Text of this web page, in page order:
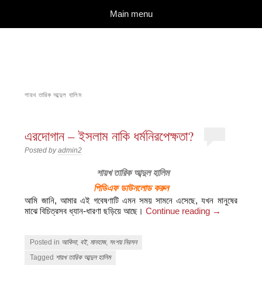
Main menu
শায়খ তারিক আব্দুল হালিম
এরদোগান – ইসলাম নাকি ধর্মনিরপেক্ষতা?
Posted byadmin2
শায়খ তারিক আব্দুল হালিম
পিডিএফ ডাউনলোড করুন
আমি জানি, আমার এই গবেষণাটি এমন সময় সামনে এসেছে, যখন মানুষের
মাঝে বিচিত্রসব ধ্যান-ধারণা ছড়িয়ে আছে।Continue reading →
Posted in আকিদা, বই, মানহাজ, সংশয় নিরসন
Tagged শায়খ তারিক আব্দুল হালিম